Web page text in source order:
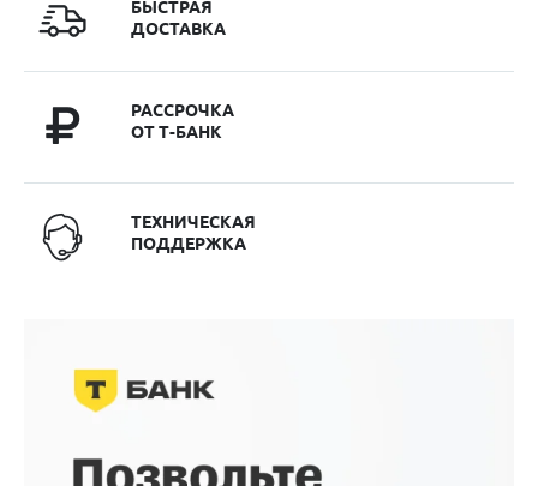
БЫСТРАЯ
ДОСТАВКА
РАССРОЧКА
ОТ Т-БАНК
ТЕХНИЧЕСКАЯ
ПОДДЕРЖКА